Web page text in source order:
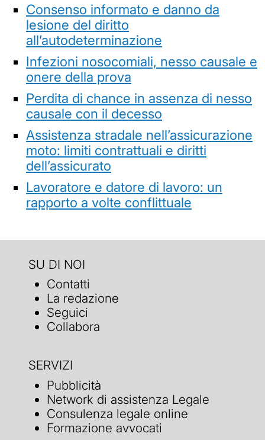
Consenso informato e danno da
lesione del diritto
all’autodeterminazione
Infezioni nosocomiali, nesso causale e
onere della prova
Perdita di chance in assenza di nesso
causale con il decesso
Assistenza stradale nell’assicurazione
moto: limiti contrattuali e diritti
dell’assicurato
Lavoratore e datore di lavoro: un
rapporto a volte conflittuale
SU DI NOI
Contatti
La redazione
Seguici
Collabora
SERVIZI
Pubblicità
Network di assistenza Legale
Consulenza legale online
Formazione avvocati